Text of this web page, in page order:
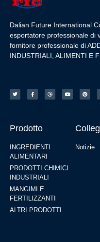
Dalian Future International
esportatore professionale di
fornitore professionale di
INDUSTRIALI, ALIMENTI E
Prodotto
INGREDIENTI
ALIMENTARI
PRODOTTI CHIMICI
INDUSTRIALI
MANGIMI E
FERTILIZZANTI
ALTRI PRODOTTI
Notizie